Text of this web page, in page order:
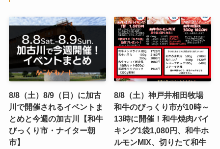
8/8（土）8/9（日）に加古
川で開催されるイベントま
とめと今週の加古川【和牛
びっくり市・ナイター朝
市】
8/8（土）神戸井相田牧場
和牛のびっくり市が10時～
13時に開催！和牛焼肉バイ
キング1袋1,080円、和牛ホ
ルモンMIX、切りたて和牛